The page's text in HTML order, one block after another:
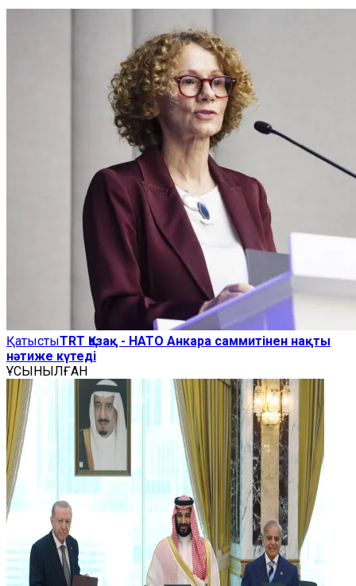
ҚатыстыTRT Қазақ - НАТО Анкара саммитінен нақты
нәтиже күтеді
ҰСЫНЫЛҒАН